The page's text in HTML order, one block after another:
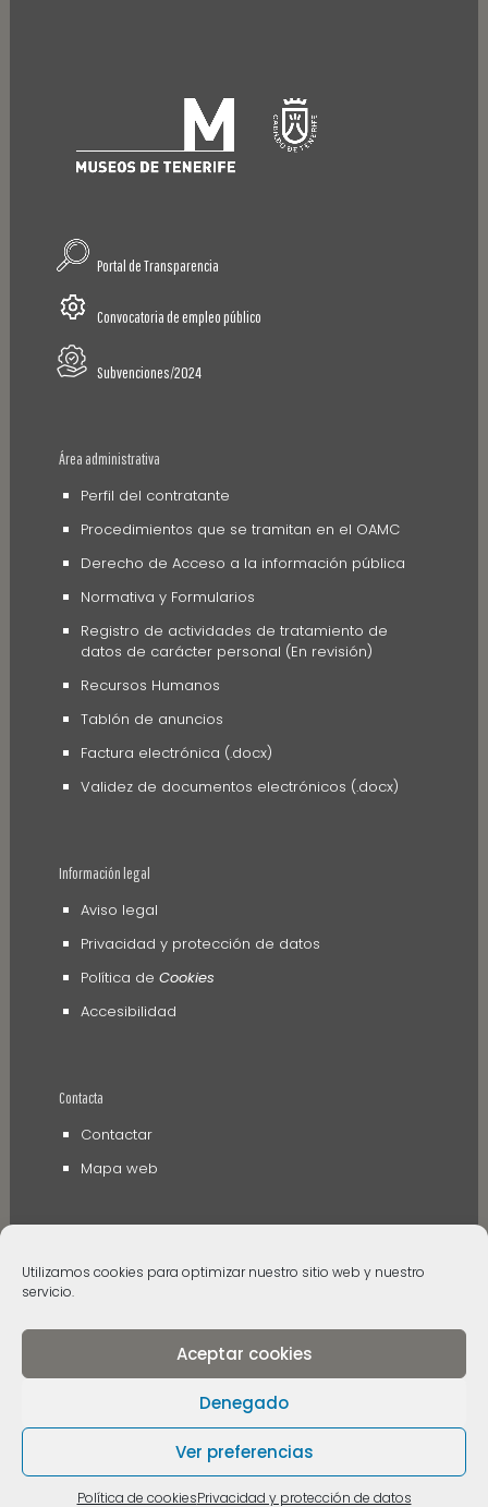
Utilizamos cookies para optimizar nuestro sitio web y nuestro
servicio.
Aceptar cookies
Denegado
Ver preferencias
Política de cookiesPrivacidad y protección de datos
Portal de Transparencia
Convocatoria de empleo público
Subvenciones/2024
Área administrativa
Perfil del contratante
Procedimientos que se tramitan en el OAMC
Derecho de Acceso a la información pública
Normativa y Formularios
Registro de actividades de tratamiento de
datos de carácter personal (En revisión)
Recursos Humanos
Tablón de anuncios
Factura electrónica (.docx)
Validez de documentos electrónicos (.docx)
Información legal
Aviso legal
Privacidad y protección de datos
Política de Cookies
Accesibilidad
Contacta
Contactar
Mapa web
© 2006 - 2024 Museos de Tenerife. Todos los
derechos reservados